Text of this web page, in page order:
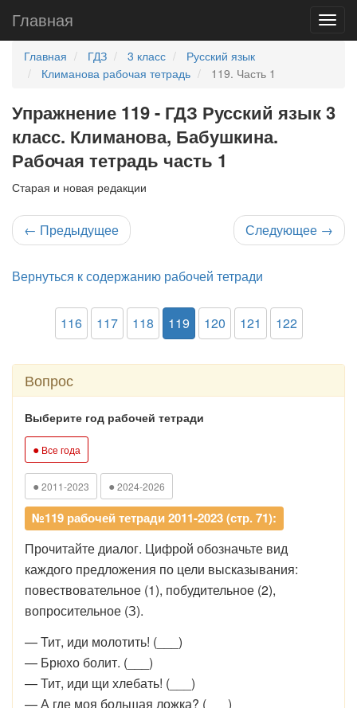
Главная
Главная ГДЗ 3 класс
Русский язык
Климанова рабочая тетрадь
119. Часть 1
Упражнение 119 - ГДЗ Русский язык 3
класс. Климанова, Бабушкина.
Рабочая тетрадь часть 1
Старая и новая редакции
← Предыдущее Следующее →
Вернуться к содержанию рабочей тетради
116 117 118 119 120 121 122
Вопрос
Выберите год рабочей тетради
● Все года
● 2011-2023 ● 2024-2026
№119 рабочей тетради 2011-2023 (стр. 71):
Прочитайте диалог. Цифрой обозначьте вид
каждого предложения по цели высказывания:
повествовательное (1), побудительное (2),
вопросительное (З).
— Тит, иди молотить! (___)
— Брюхо болит. (___)
— Тит, иди щи хлебать! (___)
— А где моя большая ложка? (___)